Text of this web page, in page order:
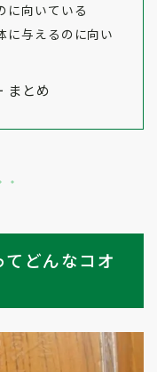
に向いている
に与えるのに向い
まとめ
どんなコオ